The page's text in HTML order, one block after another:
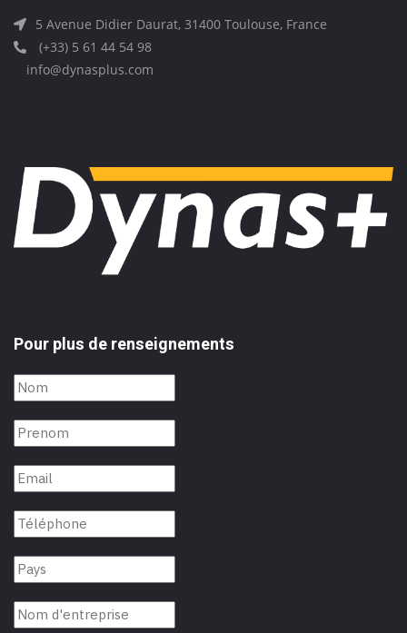
5 Avenue Didier Daurat, 31400 Toulouse, France
(+33) 5 61 44 54 98
info@dynasplus.com
Pour plus de renseignements